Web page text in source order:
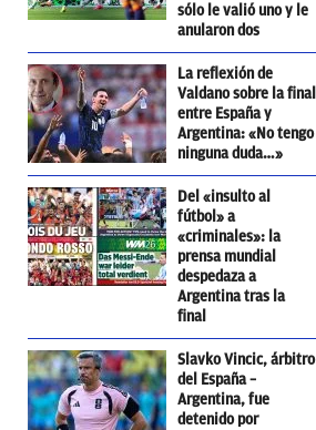
sólo le valió uno y le
anularon dos
La reflexión de
Valdano sobre la final
entre España y
Argentina: «No tengo
ninguna duda…»
Del «insulto al
fútbol» a
«criminales»: la
prensa mundial
despedaza a
Argentina tras la
final
Slavko Vincic, árbitro
del España –
Argentina, fue
detenido por